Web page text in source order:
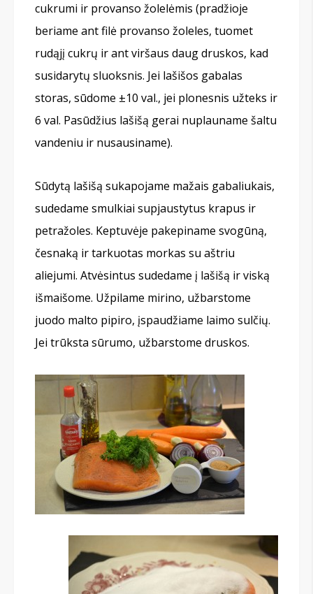
cukrumi ir provanso žolelėmis (pradžioje
beriame ant filė provanso žoleles, tuomet
rudąjį cukrų ir ant viršaus daug druskos, kad
susidarytų sluoksnis. Jei lašišos gabalas
storas, sūdome ±10 val., jei plonesnis užteks ir
6 val. Pasūdžius lašišą gerai nuplauname šaltu
vandeniu ir nusausiname).
Sūdytą lašišą sukapojame mažais gabaliukais,
sudedame smulkiai supjaustytus krapus ir
petražoles. Keptuvėje pakepiname svogūną,
česnaką ir tarkuotas morkas su aštriu
aliejumi. Atvėsintus sudedame į lašišą ir viską
išmaišome. Užpilame mirino, užbarstome
juodo malto pipiro, įspaudžiame laimo sulčių.
Jei trūksta sūrumo, užbarstome druskos.